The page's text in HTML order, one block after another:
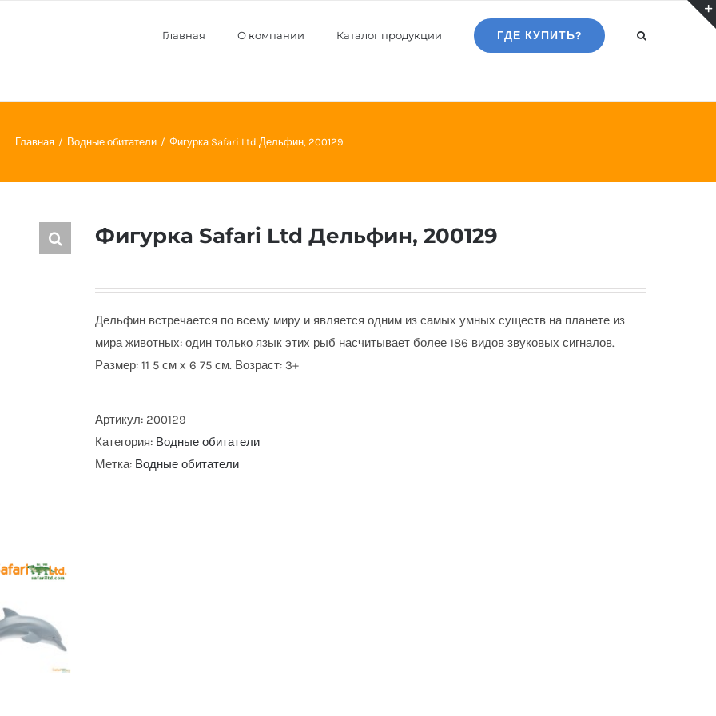
Главная О компании Каталог продукции ГДЕ КУПИТЬ?
Главная Водные обитатели Фигурка Safari Ltd Дельфин, 200129
Фигурка Safari Ltd Дельфин, 200129
Дельфин встречается по всему миру и является одним из самых умных существ на планете из
мира животных: один только язык этих рыб насчитывает более 186 видов звуковых сигналов.
Размер: 11 5 см х 6 75 см. Возраст: 3+
Артикул: 200129
Категория: Водные обитатели
Метка: Водные обитатели